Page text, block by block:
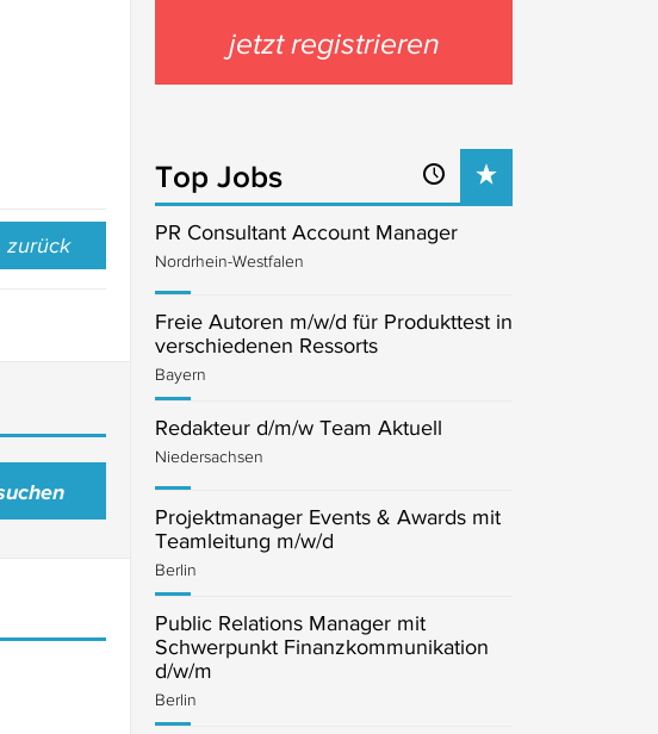
zurück
jetzt registrieren
Top Jobs
PR Consultant Account Manager
Nordrhein-Westfalen
Freie Autoren m/w/d für Produkttest in
verschiedenen Ressorts
Bayern
Redakteur d/m/w Team Aktuell
Niedersachsen
Projektmanager Events & Awards mit
Teamleitung m/w/d
Berlin
Public Relations Manager mit
Schwerpunkt Finanzkommunikation
d/w/m
Berlin